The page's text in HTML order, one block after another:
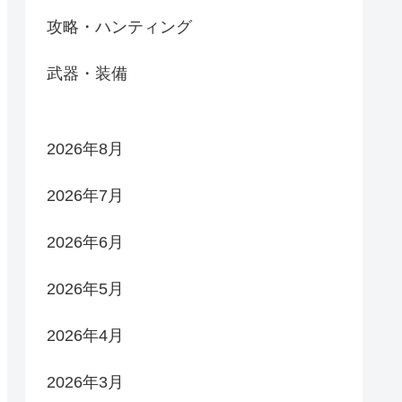
攻略・ハンティング
武器・装備
2026年8月
2026年7月
2026年6月
2026年5月
2026年4月
2026年3月